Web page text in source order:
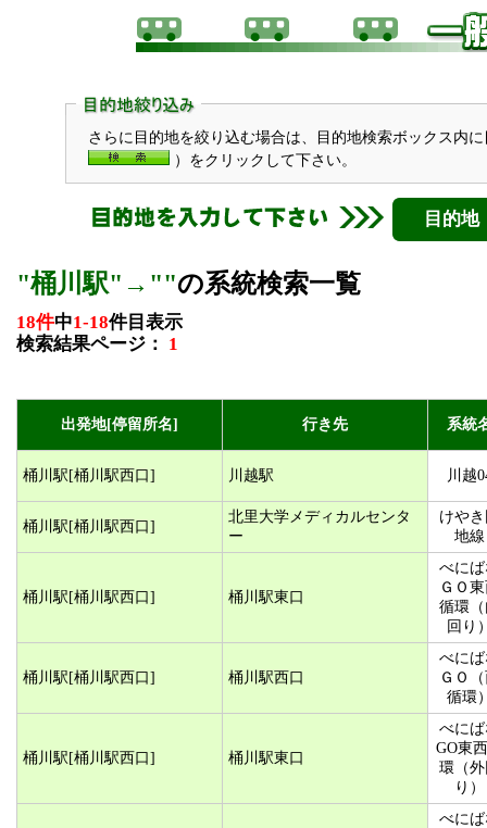
さらに目的地を絞り込む場合は、目的地検索ボックス内
）をクリックして下さい。
目的地
"桶川駅"→""の系統検索一覧
18件中1-18件目表示
検索結果ページ： 1
出発地[停留所名] 行き先 系統
桶川駅[桶川駅西口] 川越駅 川越
桶川駅[桶川駅西口]
北里大学メディカルセンタ
ー
けや
地線
桶川駅[桶川駅西口] 桶川駅東口
べにば
ＧＯ
循環（
回り
桶川駅[桶川駅西口] 桶川駅西口
べにば
ＧＯ
循環
桶川駅[桶川駅西口] 桶川駅東口
べにば
GO東
環（外
り）
べにば